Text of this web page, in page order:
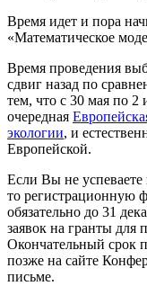
Время идет и пора
«Математическое
Время проведения
сдвиг назад по
тем, что с 30 мая по 2
очередная
экологии, и
Европейской.
Если Вы не успеваете
то регистрационную
обязательно до 31
заявок на гранты для
Окончательный срок
позже на сайте
письме.